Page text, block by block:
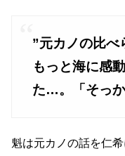
”元カノの比べ
もっと海に感
た…。「そっ
魁は元カノの話を仁